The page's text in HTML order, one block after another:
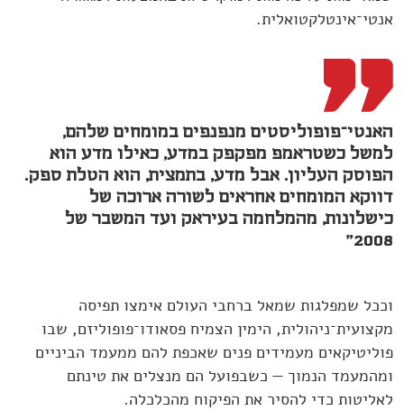
אנטי־אינטלקטואלית.
האנטי־פופוליסטים מנפנפים במומחים שלהם,
למשל כשטראמפ מפקפק במדע, כאילו מדע הוא
הפוסק העליון. אבל מדע, בתמצית, הוא הטלת ספק.
דווקא המומחים אחראים לשורה ארוכה של
כישלונות, מהמלחמה בעיראק ועד המשבר של
2008"
וככל שמפלגות שמאל ברחבי העולם אימצו תפיסה
מקצועית־ניהולית, הימין הצמיח פסאודו־פופוליזם, שבו
פוליטיקאים מעמידים פנים שאכפת להם ממעמד הביניים
ומהמעמד הנמוך — כשבפועל הם מנצלים את טינתם
לאליטות כדי להסיר את הפיקוח מהכלכלה.